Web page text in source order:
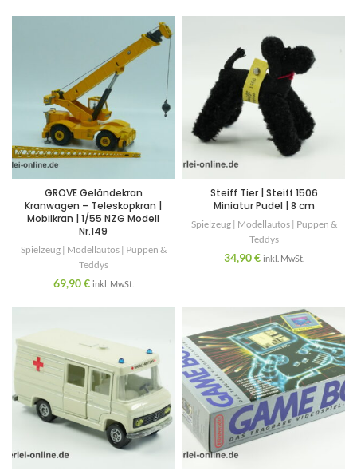
GROVE Geländekran
Kranwagen – Teleskopkran |
Mobilkran | 1/55 NZG Modell
Nr.149
Spielzeug | Modellautos | Puppen &
Teddys
69,90€ inkl. MwSt.
Steiff Tier | Steiff 1506
Miniatur Pudel | 8 cm
Spielzeug | Modellautos | Puppen &
Teddys
34,90€ inkl. MwSt.